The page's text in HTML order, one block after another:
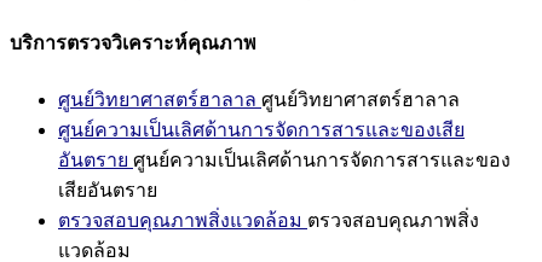
บริการตรวจวิเคราะห์คุณภาพ
ศูนย์วิทยาศาสตร์ฮาลาล ศูนย์วิทยาศาสตร์ฮาลาล
ศูนย์ความเป็นเลิศด้านการจัดการสารและของเสีย
อันตราย ศูนย์ความเป็นเลิศด้านการจัดการสารและของ
เสียอันตราย
ตรวจสอบคุณภาพสิ่งแวดล้อม ตรวจสอบคุณภาพสิ่ง
แวดล้อม